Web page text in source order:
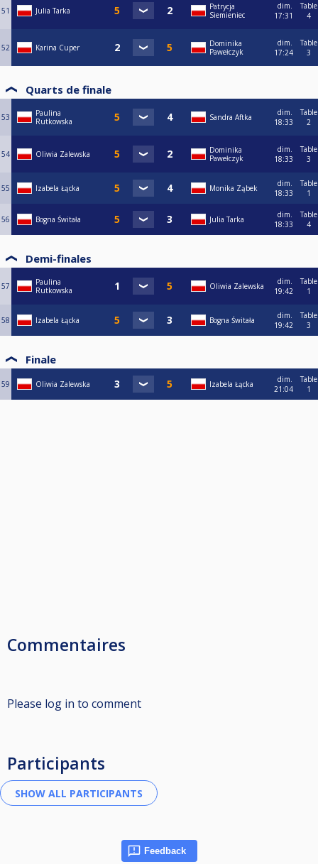
51 Julia Tarka
Patrycja
Siemieniec
dim.
17:31
Table
4
52 Karina Cuper
Dominika
Pawełczyk
dim.
17:24
Table
3
Quarts de finale
53
Paulina
Rutkowska
Sandra Aftka
dim.
18:33
Table
2
54 Oliwia Zalewska
Dominika
Pawełczyk
dim.
18:33
Table
3
55 Izabela Łącka Monika Ząbek
dim.
18:33
Table
1
56 Bogna Świtała Julia Tarka
dim.
18:33
Table
4
Demi-finales
57
Paulina
Rutkowska
Oliwia Zalewska
dim.
19:42
Table
1
58 Izabela Łącka Bogna Świtała
dim.
19:42
Table
3
Finale
59 Oliwia Zalewska Izabela Łącka
dim.
21:04
Table
1
Commentaires
Please log in to comment
Participants
Feedback